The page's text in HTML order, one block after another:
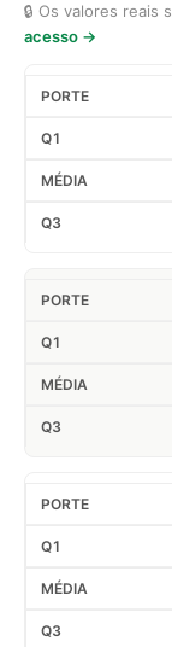
🔒 Os valores reais
acesso →